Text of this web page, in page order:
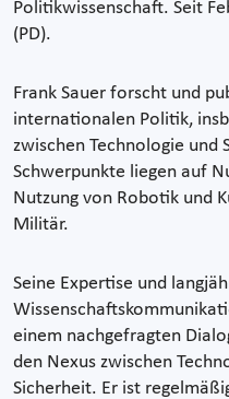
Politikwissenschaft. Seit
(PD).
Frank Sauer forscht und
internationalen Politik,
zwischen Technologie und
Schwerpunkte liegen auf
Nutzung von Robotik und
Militär.
Seine Expertise und
einem nachgefragten
den Nexus zwischen
Sicherheit. Er ist